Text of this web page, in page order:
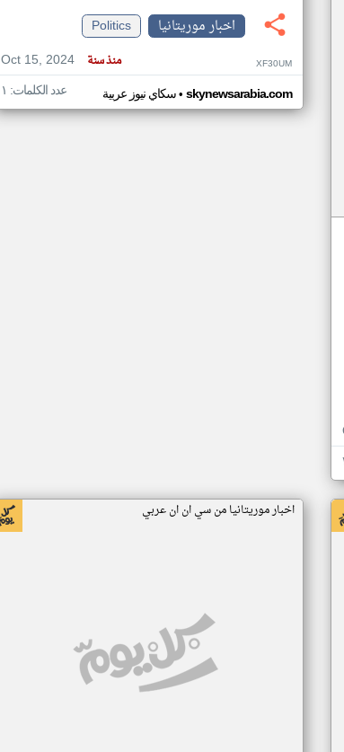
اخبار موريتانيا
Politics
Oct 15, 2024
منذ سنة XF30UM
سكاي نيوز عربية• skynewsarabia.com عدد الكلمات: ١
اخبار موريتانيا من سي ان ان عربي